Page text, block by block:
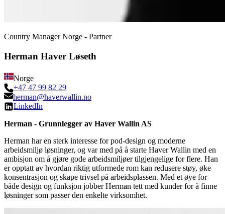
Country Manager Norge - Partner
Herman Haver Løseth
Norge
+47 47 99 82 29
herman@haverwallin.no
LinkedIn
Herman - Grunnlegger av Haver Wallin AS
Herman har en sterk interesse for pod-design og moderne
arbeidsmiljø løsninger, og var med på å starte Haver Wallin med en
ambisjon om å gjøre gode arbeidsmiljøer tilgjengelige for flere. Han
er opptatt av hvordan riktig utformede rom kan redusere støy, øke
konsentrasjon og skape trivsel på arbeidsplassen. Med et øye for
både design og funksjon jobber Herman tett med kunder for å finne
løsninger som passer den enkelte virksomhet.